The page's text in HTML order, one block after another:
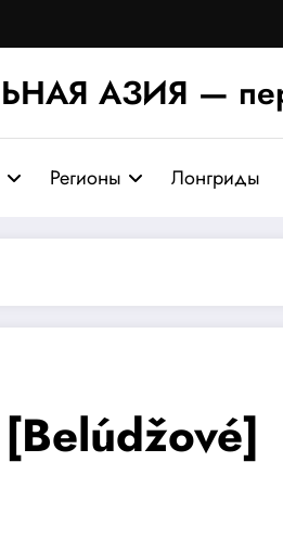
АЗИЯ —
Регионы Лонгриды